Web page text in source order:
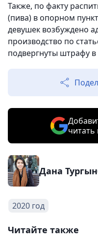
Также, по факту
(пива) в опорном
девушек возбуждено
производство по
подвергнуты штрафу
Дана
2020 год
Читайте также